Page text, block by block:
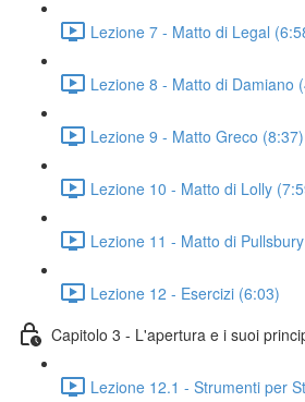
Lezione 7 - Matto di Legal
Lezione 8 - Matto di Damiano
Lezione 9 - Matto Greco (8:37)
Lezione 10 - Matto di Lolly
Lezione 11 - Matto di
Lezione 12 - Esercizi (6:03)
Capitolo 3 - L'apertura e i suoi
Lezione 12.1 - Strumenti per